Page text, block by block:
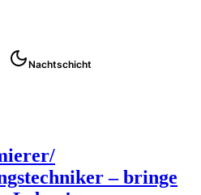
Nachtschicht
– bringe